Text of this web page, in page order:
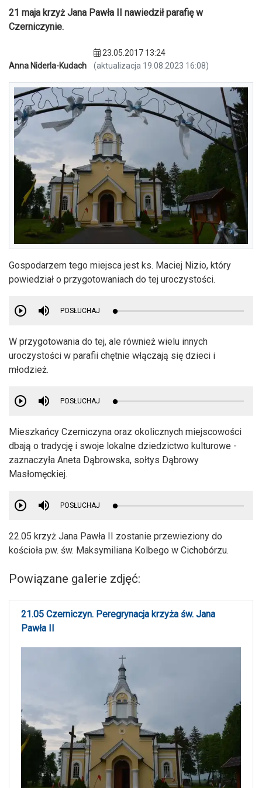
21 maja krzyż Jana Pawła II nawiedził parafię w
Czerniczynie.
Anna Niderla-Kudach
23.05.2017 13:24
(aktualizacja 19.08.2023 16:08)
Gospodarzem tego miejsca jest ks. Maciej Nizio, który
powiedział o przygotowaniach do tej uroczystości.
POSŁUCHAJ
W przygotowania do tej, ale również wielu innych
uroczystości w parafii chętnie włączają się dzieci i
młodzież.
POSŁUCHAJ
Mieszkańcy Czerniczyna oraz okolicznych miejscowości
dbają o tradycję i swoje lokalne dziedzictwo kulturowe -
zaznaczyła Aneta Dąbrowska, sołtys Dąbrowy
Masłomęckiej.
POSŁUCHAJ
22.05 krzyż Jana Pawła II zostanie przewieziony do
kościoła pw. św. Maksymiliana Kolbego w Cichobórzu.
Powiązane galerie zdjęć:
21.05 Czerniczyn. Peregrynacja krzyża św. Jana
Pawła II